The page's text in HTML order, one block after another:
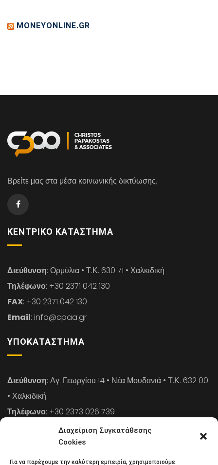
Διαχείριση Συγκατάθεσης
Cookies
Για να παρέχουμε την καλύτερη εμπειρία, χρησιμοποιούμε
MONEYONLINE.GR
Βρείτε μας στα μέσα κοινωνικής δικτύωσης.
ΚΕΝΤΡΙΚΌ ΚΑΤΆΣΤΗΜΑ
Διεύθυνση: Ορμύλια • Τ.Κ. 630 71 • Χαλκιδική
Τηλέφωνο: +30 2371 042 130
FAX: +30 2371 042 130
Email: info@cpaa.gr
ΥΠΟΚΑΤΆΣΤΗΜΑ
Διεύθυνση: Αγ. Γεωργίου 14 • Νέα Μουδανιά • Τ.Κ. 632 00
• Χαλκιδική
Τηλέφωνο: +30 2373 026 739
: +30 2373 026 739
: info@cpaa.gr